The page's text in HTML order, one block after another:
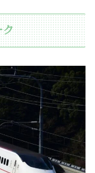
ク